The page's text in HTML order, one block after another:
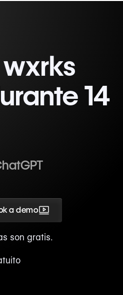
14
a demo
son gratis.